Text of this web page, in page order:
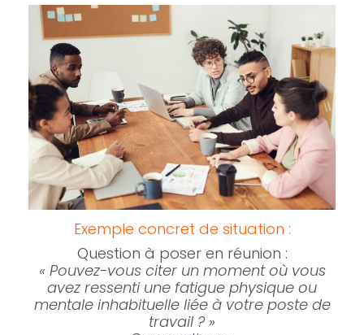
Exemple concret de situation :
Question à poser en réunion :
« Pouvez-vous citer un moment où vous
avez ressenti une fatigue physique ou
mentale inhabituelle liée à votre poste de
travail ? »